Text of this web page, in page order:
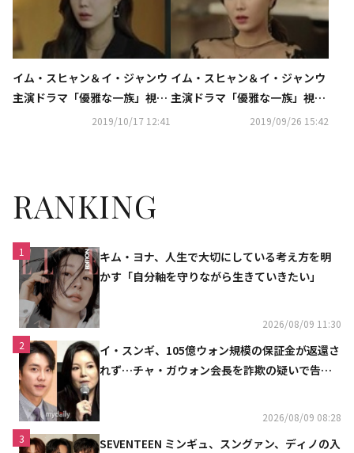
イム・スヒャン＆イ・ジャンウ
主演ドラマ「優雅な一族」視聴
率8.9％でMBN開局史上最高視
2019/10/17 12:41
イム・スヒャン＆イ・ジャンウ
主演ドラマ「優雅な一族」視聴
率6％を突破…MBNドラマ史上
2019/09/26 15:42
RANKING
1
キム・ヨナ、人生で大切にしている考え方を明
かす「自分軸を守りながら生きていきたい」
2026/08/09 11:30
2
イ・スンギ、105億ウォン規模の保証金が返還さ
れず…チャ・ガウォン会長を詐欺の疑いで告訴
2026/08/09 08:28
3
SEVENTEEN ミンギュ、スングァン、ディノの入